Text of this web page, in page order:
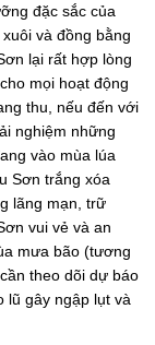
đặc sắc của
và đồng bằng
lại rất hợp lòng
mọi hoạt động
thu, nếu đến với
nghiệm những
vào mùa lúa
Sơn trắng xóa
lãng mạn, trữ
vui vẻ và an
mưa bão (tương
theo dõi dự báo
lũ gây ngập lụt và